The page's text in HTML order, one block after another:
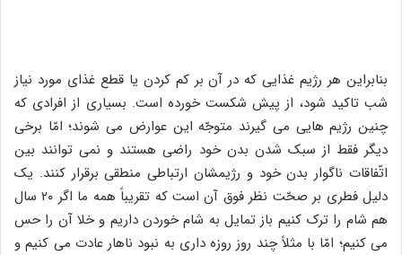
بنابراین هر رژیم غذایی که در آن بر کم کردن یا قطع غذای مورد نیاز
شب تاکید شود، از پیش شکست خورده است. بسیاری از افرادی که
چنین رژیم هایی می گیرند متوجّه این عوارض می شوند؛ امّا برخی
دیگر فقط از سبک شدن بدن خود راضی هستند و نمی توانند بین
اتّفاقات ناگوار بدن خود و رژیمشان ارتباطی منطقی برقرار کنند. یک
دلیل فطری بر صحّت نظر فوق آن است که تقریباً همه ما اگر ۲۰ سال
هم شام را ترک کنیم باز تمایل به شام خوردن داریم و خلا آن را حس
می کنیم؛ امّا با مثلاً چند روز روزه داری به نبود ناهار عادت می کنیم و